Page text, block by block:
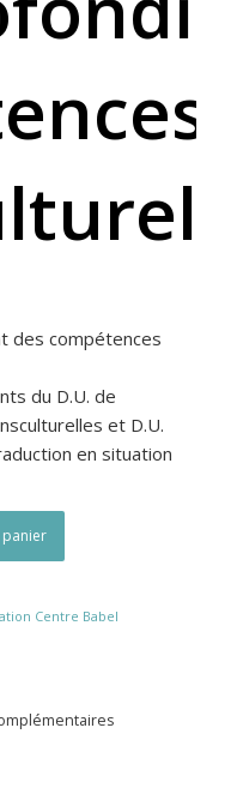
des compétences
du D.U. de
et D.U.
en situation
Centre Babel